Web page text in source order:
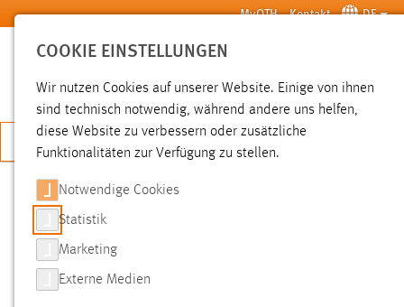
Zum Hauptinhalt springen MyOTH Kontakt DE
SUCHE
JETZT BEWERBEN
SUCHE
FILTER
COOKIE EINSTELLUNGEN
Wir nutzen Cookies auf unserer Website. Einige von ihnen
sind technisch notwendig, während andere uns helfen,
diese Website zu verbessern oder zusätzliche
Funktionalitäten zur Verfügung zu stellen.
Notwendige Cookies
Statistik
Marketing
Externe Medien